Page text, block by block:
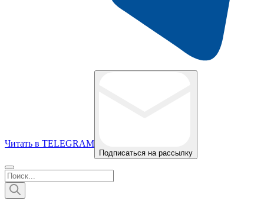
Читать в TELEGRAM
Подписаться на рассылку